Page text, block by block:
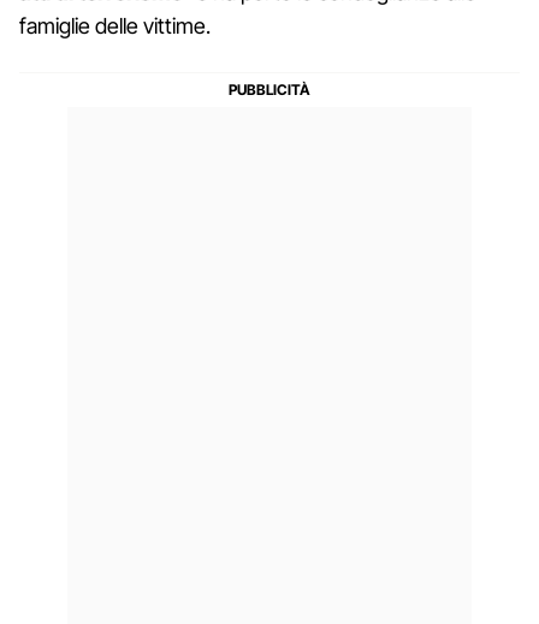
famiglie delle vittime.